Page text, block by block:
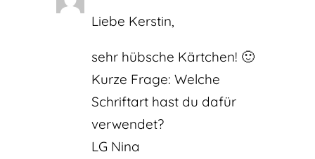
Liebe Kerstin,
sehr hübsche Kärtchen! 🙂
Kurze Frage: Welche
Schriftart hast du dafür
verwendet?
LG Nina